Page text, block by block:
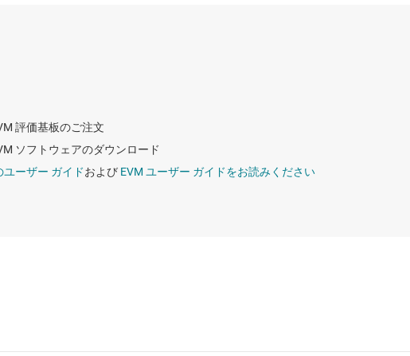
評価基板のご注文
ソフトウェアのダウンロード
ユーザー ガイドおよび EVM ユーザー ガイドをお読みください